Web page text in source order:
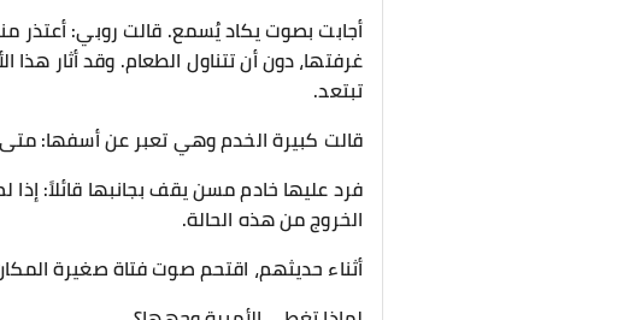
أجابت بصوت يكاد يُسمع. قالت روبي: أعتذر
غرفتها، دون أن تتناول الطعام. وقد أثار
تبتعد.
قالت كبيرة الخدم وهي تعبر عن أسفها: متى
فرد عليها خادم مسن يقف بجانبها قائلاً:
الخروج من هذه الحالة.
أثناء حديثهم، اقتحم صوت فتاة صغيرة